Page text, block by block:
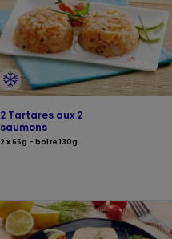
2 Tartares aux 2
saumons
2 x 65g - boîte 130g